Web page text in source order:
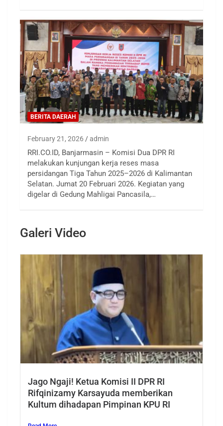
BERITA DAERAH
February 21, 2026 admin
RRI.CO.ID, Banjarmasin – Komisi Dua DPR RI
melakukan kunjungan kerja reses masa
persidangan Tiga Tahun 2025–2026 di Kalimantan
Selatan. Jumat 20 Februari 2026. Kegiatan yang
digelar di Gedung Mahligai Pancasila,…
Galeri Video
Jago Ngaji! Ketua Komisi II DPR RI
Rifqinizamy Karsayuda memberikan
Kultum dihadapan Pimpinan KPU RI